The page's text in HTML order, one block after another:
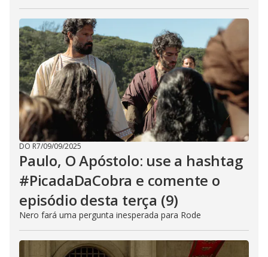
DO R7/09/09/2025
Paulo, O Apóstolo: use a hashtag
#PicadaDaCobra e comente o
episódio desta terça (9)
Nero fará uma pergunta inesperada para Rode